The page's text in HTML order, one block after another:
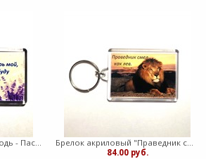
Брелок акриловый "Господь - Пастырь мой" лаванда (ТС)
Брелок акриловый "Праведник смел как лев" (ТС)
84.00 руб.